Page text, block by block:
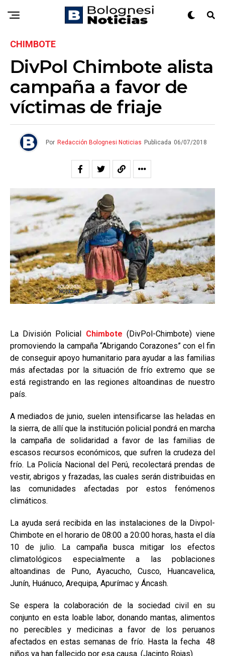
CHIMBOTE
DivPol Chimbote alista
campaña a favor de
víctimas de friaje
Por Redacción Bolognesi Noticias Publicada 06/07/2018
La División Policial Chimbote (DivPol-Chimbote) viene
promoviendo la campaña “Abrigando Corazones” con el fin
de conseguir apoyo humanitario para ayudar a las familias
más afectadas por la situación de frío extremo que se
está registrando en las regiones altoandinas de nuestro
país.
A mediados de junio, suelen intensificarse las heladas en
la sierra, de allí que la institución policial pondrá en marcha
la campaña de solidaridad a favor de las familias de
escasos recursos económicos, que sufren la crudeza del
frío. La Policía Nacional del Perú, recolectará prendas de
vestir, abrigos y frazadas, las cuales serán distribuidas en
las comunidades afectadas por estos fenómenos
climáticos.
La ayuda será recibida en las instalaciones de la Divpol-
Chimbote en el horario de 08:00 a 20:00 horas, hasta el día
10 de julio. La campaña busca mitigar los efectos
climatológicos especialmente a las poblaciones
altoandinas de Puno, Ayacucho, Cusco, Huancavelica,
Junín, Huánuco, Arequipa, Apurímac y Áncash.
Se espera la colaboración de la sociedad civil en su
conjunto en esta loable labor, donando mantas, alimentos
no perecibles y medicinas a favor de los peruanos
afectados en estas semanas de frío. Hasta la fecha 48
niños ya han fallecido por esa causa. (Jacinto Rojas)